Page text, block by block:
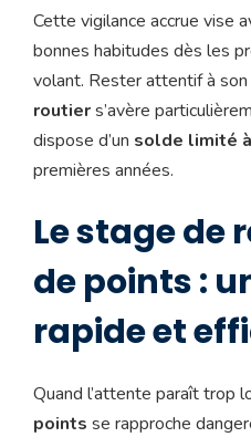
Cette vigilance accrue vise
bonnes habitudes dès les
volant. Rester attentif à son
routiers’avère
dispose d’un solde limité
premières années.
Le stage de
de points :
rapide et
Quand l’attente paraît trop
points se rapproche